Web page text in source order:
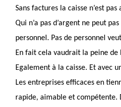
Sans factures la caisse n’est
Qui n’a pas d’argent ne peut
personnel. Pas de personnel
En fait cela vaudrait la peine
Egalement à la caisse. Et avec
Les entreprises efficaces en
rapide, aimable et compétente.